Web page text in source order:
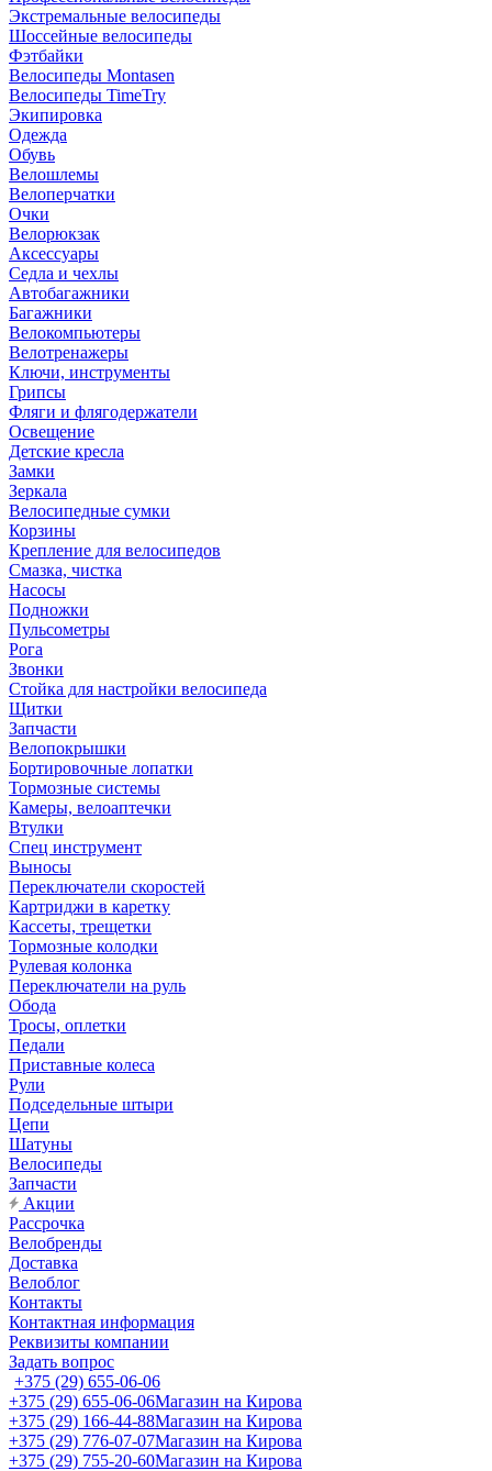
Экстремальные велосипеды
Шоссейные велосипеды
Фэтбайки
Велосипеды Montasen
Велосипеды TimeTry
Экипировка
Одежда
Обувь
Велошлемы
Велоперчатки
Очки
Велорюкзак
Аксессуары
Седла и чехлы
Автобагажники
Багажники
Велокомпьютеры
Велотренажеры
Ключи, инструменты
Грипсы
Фляги и флягодержатели
Освещение
Детские кресла
Замки
Зеркала
Велосипедные сумки
Корзины
Крепление для велосипедов
Смазка, чистка
Насосы
Подножки
Пульсометры
Рога
Звонки
Стойка для настройки велосипеда
Щитки
Запчасти
Велопокрышки
Бортировочные лопатки
Тормозные системы
Камеры, велоаптечки
Втулки
Спец инструмент
Выносы
Переключатели скоростей
Картриджи в каретку
Кассеты, трещетки
Тормозные колодки
Рулевая колонка
Переключатели на руль
Обода
Тросы, оплетки
Педали
Приставные колеса
Рули
Подседельные штыри
Цепи
Шатуны
Велосипеды
Запчасти
Акции
Рассрочка
Велобренды
Доставка
Велоблог
Контакты
Контактная информация
Реквизиты компании
Задать вопрос
+375 (29) 655-06-06
+375 (29) 655-06-06Магазин на Кирова
+375 (29) 166-44-88Магазин на Кирова
+375 (29) 776-07-07Магазин на Кирова
+375 (29) 755-20-60Магазин на Кирова